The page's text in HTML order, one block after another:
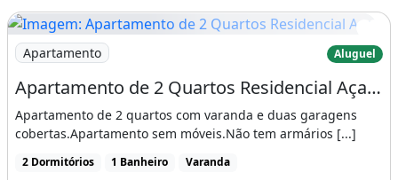
Imagem: Apartamento de 2 Quartos Residencial Açaí
Apartamento Aluguel
Apartamento de 2 Quartos Residencial Açaí II
Apartamento de 2 quartos com varanda e duas garagens
cobertas.Apartamento sem móveis.Não tem armários [...]
2 Dormitórios 1 Banheiro Varanda